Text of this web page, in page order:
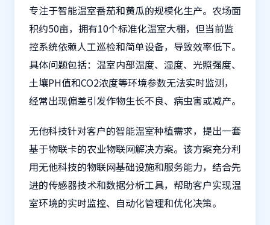
专注于智能温室番茄和黄瓜的规模化生产。农场面
积约50亩，拥有10个标准化温室大棚，但当前监
控系统依赖人工巡检和简单设备，导致效率低下。
具体问题包括：温室内部温度、湿度、光照强度、
土壤PH值和CO2浓度等环境参数无法实时监测，
经常出现偏差引发作物生长不良、病虫害或减产。
无他科技针对客户的智能温室种植需求，提出一套
基于物联卡的农业物联网解决方案。该方案充分利
用无他科技的物联网基础设施和服务能力，结合先
进的传感器技术和数据分析工具，帮助客户实现温
室环境的实时监控、自动化管理和优化决策。